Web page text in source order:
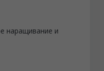
наращивание и